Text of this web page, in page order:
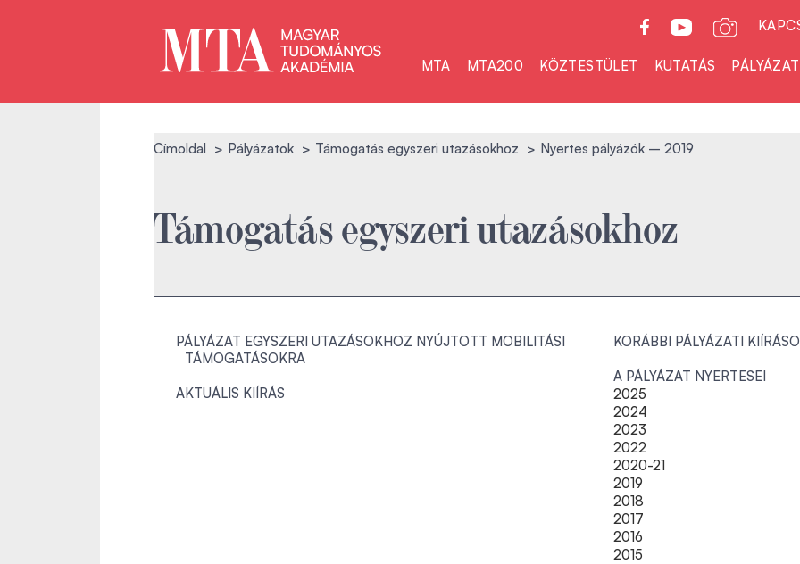
MTA MTA200 KÖZTESTÜLET KUTATÁS
Címoldal Pályázatok Támogatás egyszeri utazásokhoz Nyertes pályázók – 2019
Támogatás egyszeri utazásokhoz
PÁLYÁZAT EGYSZERI UTAZÁSOKHOZ NYÚJTOTT MOBILITÁSI
TÁMOGATÁSOKRA
AKTUÁLIS KIÍRÁS
KORÁBBI PÁLYÁZATI
A PÁLYÁZAT NYERTESEI
2025
2024
2023
2022
2020-21
2019
2018
2017
2016
2015